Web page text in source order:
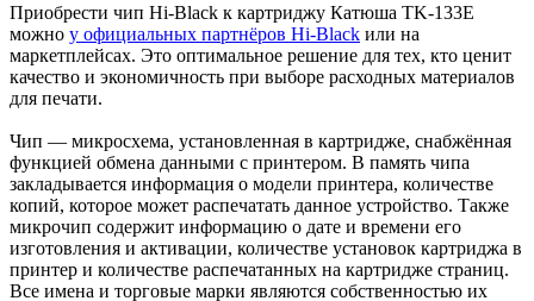
Приобрести чип Hi-Black к картриджу Катюша TK-133E
можно у официальных партнёров Hi-Black или на
маркетплейсах. Это оптимальное решение для тех, кто ценит
качество и экономичность при выборе расходных материалов
для печати.
Чип — микросхема, установленная в картридже, снабжённая
функцией обмена данными с принтером. В память чипа
закладывается информация о модели принтера, количестве
копий, которое может распечатать данное устройство. Также
микрочип содержит информацию о дате и времени его
изготовления и активации, количестве установок картриджа в
принтер и количестве распечатанных на картридже страниц.
Все имена и торговые марки являются собственностью их